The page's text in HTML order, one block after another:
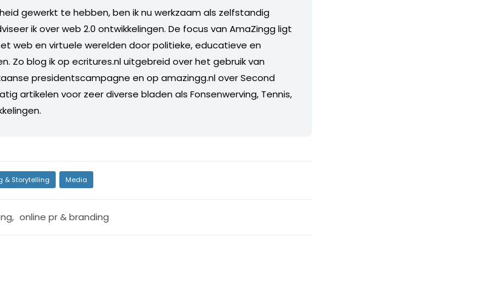
gewerkt te hebben, ben ik nu werkzaam als zelfstandig
ik over web 2.0 ontwikkelingen. De focus van AmaZingg ligt
web en virtuele werelden door politieke, educatieve en
Zo blog ik op ecritures.nl uitgebreid over het gebruik van
presidentscampagne en op amazingg.nl over Second
artikelen voor zeer diverse bladen als Fonsenwerving, Tennis,
& Storytelling Media
, online pr & branding